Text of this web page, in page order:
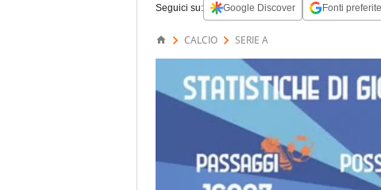
Seguici su: Google Discover Fonti preferite
CALCIO SERIE A